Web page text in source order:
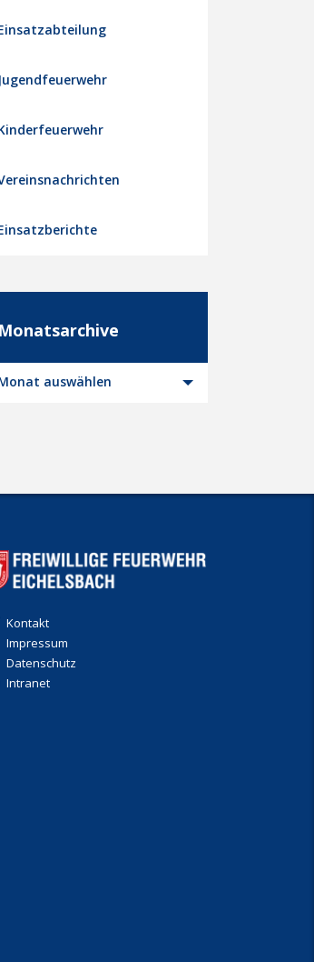
Jugendfeuerwehr
Monatsarchive
auswählen
Kontakt
Impressum
Datenschutz
Intranet